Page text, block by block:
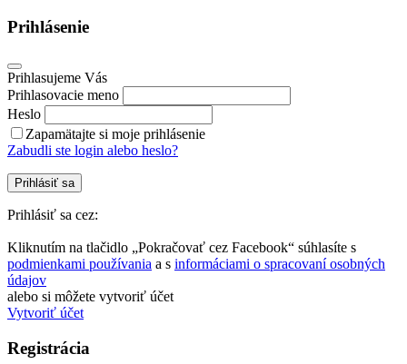
Prihlásenie
Prihlasujeme Vás
Prihlasovacie meno
Heslo
Zapamätajte si moje prihlásenie
Zabudli ste login alebo heslo?
Prihlásiť sa
Prihlásiť sa cez:
Kliknutím na tlačidlo „Pokračovať cez Facebook“ súhlasíte s
podmienkami používania a s informáciami o spracovaní osobných
údajov
alebo si môžete vytvoriť účet
Vytvoriť účet
Registrácia